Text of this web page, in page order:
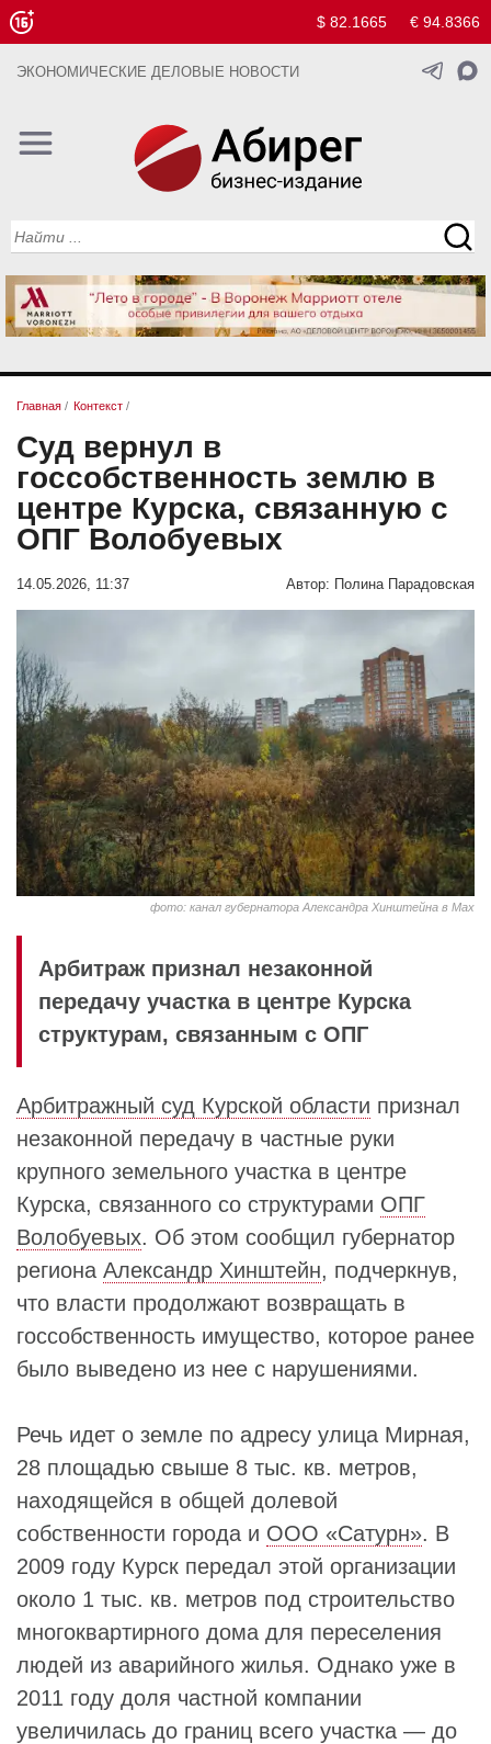
$ 82.1665 € 94.8366
ЭКОНОМИЧЕСКИЕ ДЕЛОВЫЕ НОВОСТИ
Главная / Контекст /
Суд вернул в
госсобственность землю в
центре Курска, связанную с
ОПГ Волобуевых
14.05.2026, 11:37 Автор: Полина Парадовская
фото: канал губернатора Александра Хинштейна в Мах
Арбитраж признал незаконной
передачу участка в центре Курска
структурам, связанным с ОПГ
Арбитражный суд Курской области признал
незаконной передачу в частные руки
крупного земельного участка в центре
Курска, связанного со структурами ОПГ
Волобуевых. Об этом сообщил губернатор
региона Александр Хинштейн, подчеркнув,
что власти продолжают возвращать в
госсобственность имущество, которое ранее
было выведено из нее с нарушениями.
Речь идет о земле по адресу улица Мирная,
28 площадью свыше 8 тыс. кв. метров,
находящейся в общей долевой
собственности города и ООО «Сатурн». В
2009 году Курск передал этой организации
около 1 тыс. кв. метров под строительство
многоквартирного дома для переселения
людей из аварийного жилья. Однако уже в
2011 году доля частной компании
увеличилась до границ всего участка — до